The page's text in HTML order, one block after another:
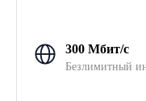
300 Мбит/с
Безлимитный